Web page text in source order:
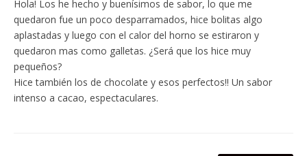
Hola! Los he hecho y buenísimos de sabor, lo que me
quedaron fue un poco desparramados, hice bolitas algo
aplastadas y luego con el calor del horno se estiraron y
quedaron mas como galletas. ¿Será que los hice muy
pequeños?
Hice también los de chocolate y esos perfectos!! Un sabor
intenso a cacao, espectaculares.